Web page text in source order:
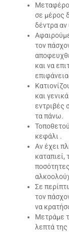
σε μέρος
δέντρα αν
τον
και να
και
εντριβές
τα πάνω.
κεφάλι .
Αν έχει
καταπιεί,
Σε
τον
να
Μετράμε
λεπτά